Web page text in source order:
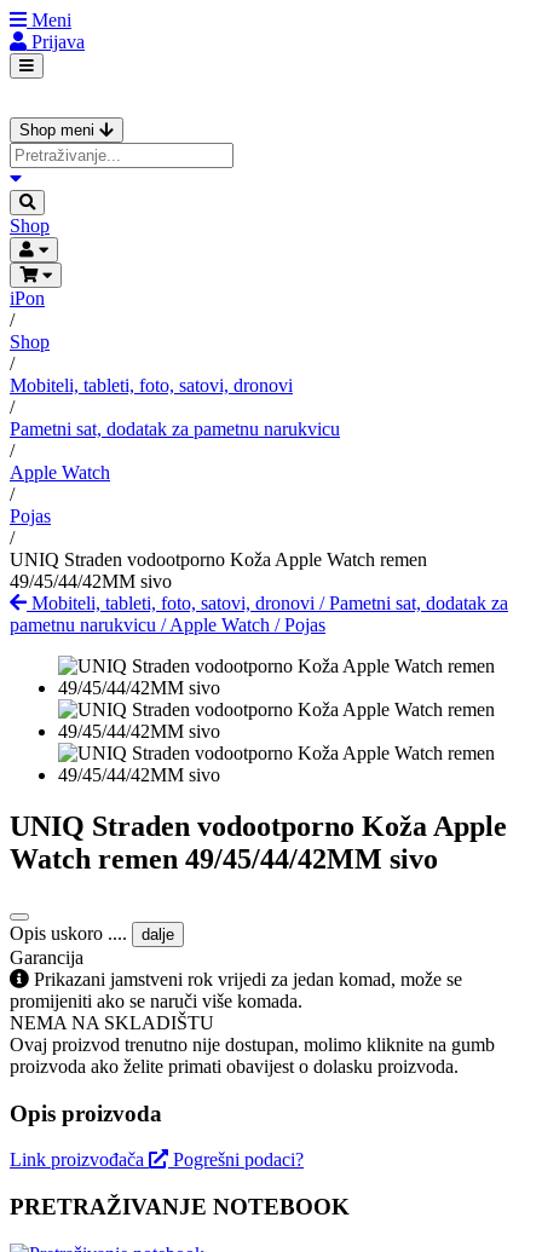
Meni
Prijava
Shop meni
Shop
iPon
/
Shop
/
Mobiteli, tableti, foto, satovi, dronovi
/
Pametni sat, dodatak za pametnu narukvicu
/
Apple Watch
/
Pojas
/
UNIQ Straden vodootporno Koža Apple Watch remen
49/45/44/42MM sivo
Mobiteli, tableti, foto, satovi, dronovi /Pametni sat, dodatak za
pametnu narukvicu /Apple Watch /Pojas
UNIQ Straden vodootporno Koža Apple
Watch remen 49/45/44/42MM sivo
Opis uskoro .... dalje
Garancija
Prikazani jamstveni rok vrijedi za jedan komad, može se
promijeniti ako se naruči više komada.
NEMA NA SKLADIŠTU
Ovaj proizvod trenutno nije dostupan, molimo kliknite na gumb
proizvoda ako želite primati obavijest o dolasku proizvoda.
Opis proizvoda
Link proizvođača Pogrešni podaci?
PRETRAŽIVANJE NOTEBOOK